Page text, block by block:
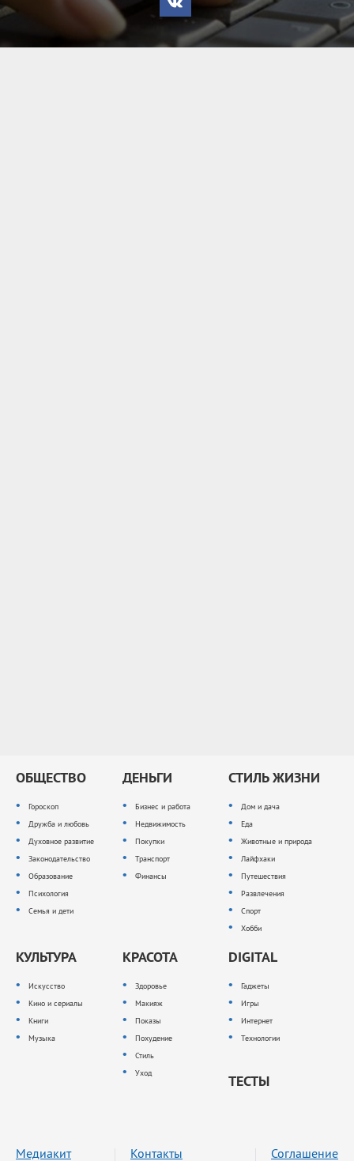
ОБЩЕСТВО
Гороскоп
Дружба и любовь
Духовное развитие
Законодательство
Образование
Психология
Семья и дети
ДЕНЬГИ
Бизнес и работа
Недвижимость
Покупки
Транспорт
Финансы
СТИЛЬ ЖИЗНИ
Дом и дача
Еда
Животные и природа
Лайфхаки
Путешествия
Развлечения
Спорт
Хобби
КУЛЬТУРА
Искусство
Кино и сериалы
Книги
Музыка
КРАСОТА
Здоровье
Макияж
Показы
Похудение
Стиль
Уход
DIGITAL
Гаджеты
Игры
Интернет
Технологии
ТЕСТЫ
Медиакит Контакты Соглашение